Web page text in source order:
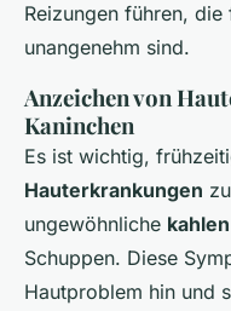
Reizungen führen,
unangenehm sind.
Anzeichen von
Kaninchen
Es ist wichtig,
Hauterkrankungen
ungewöhnliche
Schuppen. Diese
Hautproblem hin und